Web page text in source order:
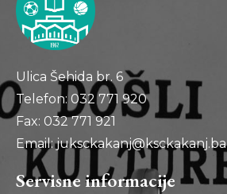
Ulica Šehida br. 6
Telefon: 032 771 920
Fax: 032 771 921
Email: juksckakanj@ksckakanj.ba
Servisne informacije